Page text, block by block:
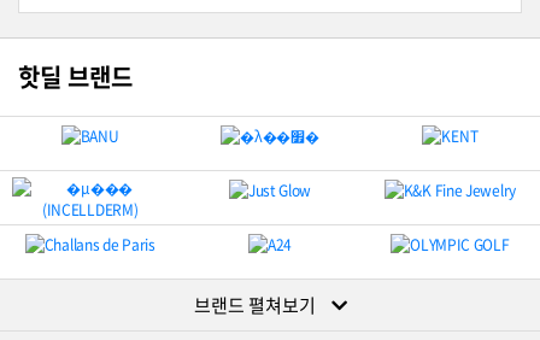
핫딜 브랜드
브랜드 펼쳐보기